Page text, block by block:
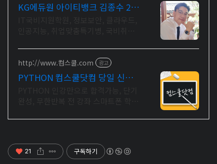
KG에듀원 아이티뱅크 김종수 27
http://www.컴스쿨.com 광고
PYTHON 컴스쿨닷컴 당일 신청&
21 구독하기